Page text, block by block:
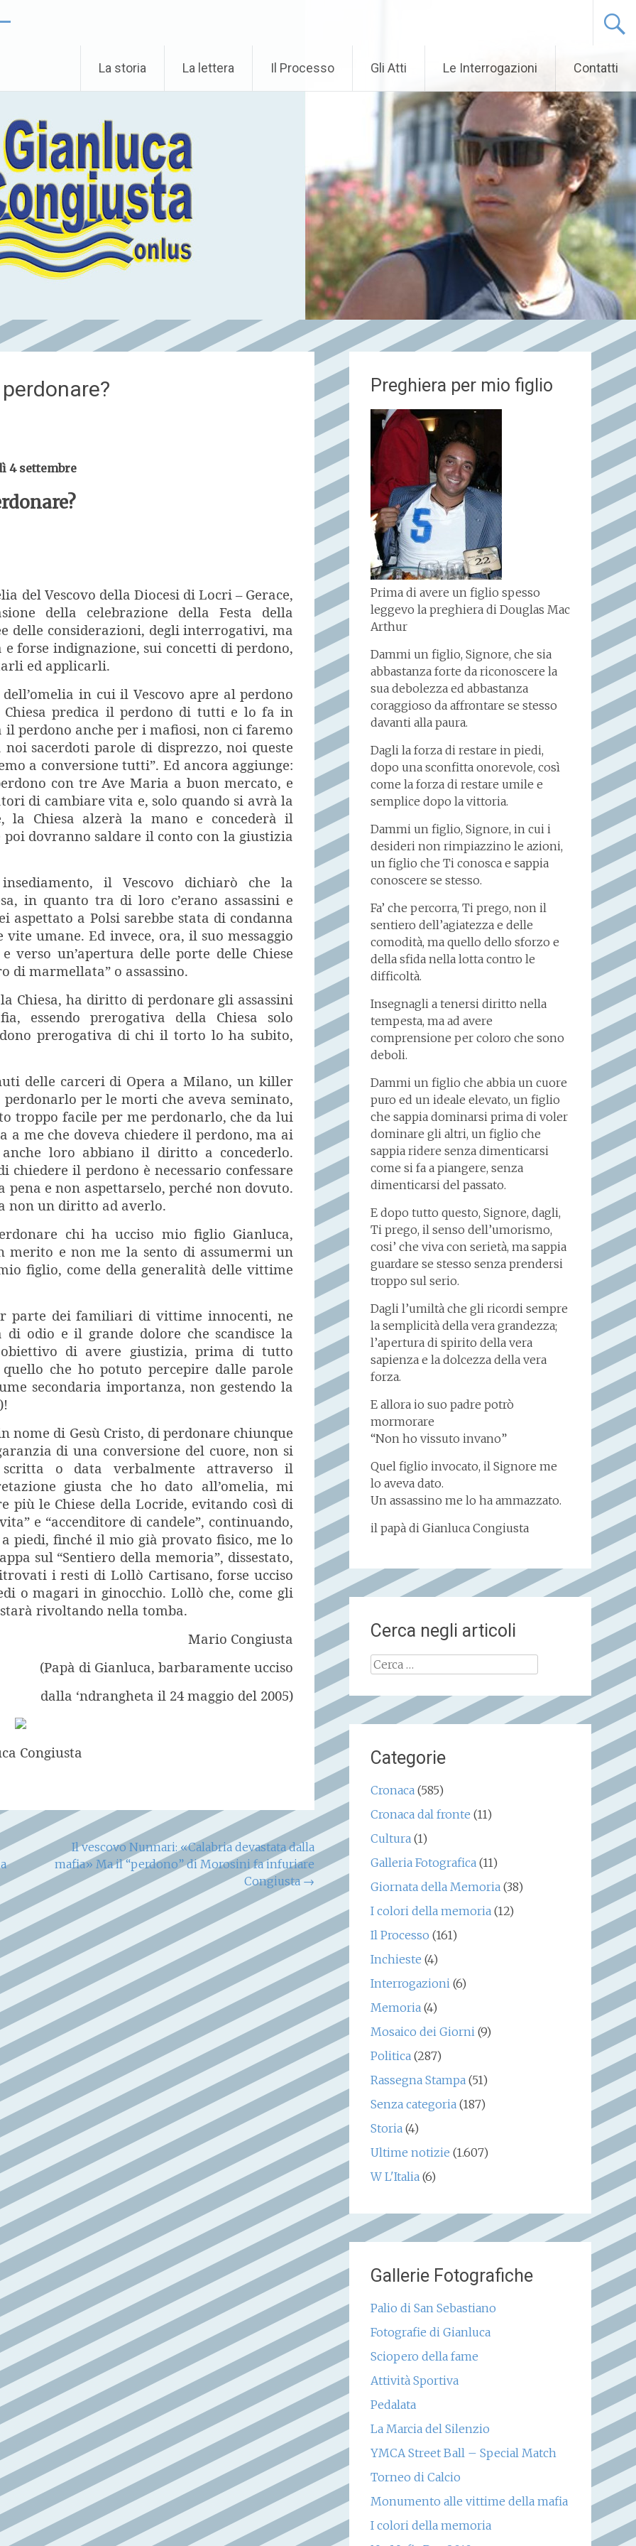
La storia La lettera Il Processo Gli Atti Le Interrogazioni Contatti
4 settembre
del Vescovo della Diocesi di Locri – Gerace,
della celebrazione della Festa della
delle considerazioni, degli interrogativi, ma
forse indignazione, sui concetti di perdono,
ed applicarli.
in cui il Vescovo apre al perdono
Chiesa predica il perdono di tutti e lo fa in
il perdono anche per i mafiosi, non ci faremo
sacerdoti parole di disprezzo, noi queste
a conversione tutti”. Ed ancora aggiunge:
con tre Ave Maria a buon mercato, e
di cambiare vita e, solo quando si avrà la
la Chiesa alzerà la mano e concederà il
dovranno saldare il conto con la giustizia
il Vescovo dichiarò che la
in quanto tra di loro c’erano assassini e
aspettato a Polsi sarebbe stata di condanna
umane. Ed invece, ora, il suo messaggio
un’apertura delle porte delle Chiese
di marmellata” o assassino.
Chiesa, ha diritto di perdonare gli assassini
essendo prerogativa della Chiesa solo
prerogativa di chi il torto lo ha subito,
delle carceri di Opera a Milano, un killer
perdonarlo per le morti che aveva seminato,
troppo facile per me perdonarlo, che da lui
me che doveva chiedere il perdono, ma ai
loro abbiano il diritto a concederlo.
chiedere il perdono è necessario confessare
e non aspettarselo, perché non dovuto.
non un diritto ad averlo.
chi ha ucciso mio figlio Gianluca,
merito e non me la sento di assumermi un
figlio, come della generalità delle vittime
parte dei familiari di vittime innocenti, ne
di odio e il grande dolore che scandisce la
di avere giustizia, prima di tutto
che ho potuto percepire dalle parole
secondaria importanza, non gestendo la
di Gesù Cristo, di perdonare chiunque
di una conversione del cuore, non si
o data verbalmente attraverso il
giusta che ho dato all’omelia, mi
più le Chiese della Locride, evitando così di
e “accenditore di candele”, continuando,
piedi, finché il mio già provato fisico, me lo
sul “Sentiero della memoria”, dissestato,
i resti di Lollò Cartisano, forse ucciso
o magari in ginocchio. Lollò che, come gli
rivoltando nella tomba.
Mario Congiusta
(Papà di Gianluca, barbaramente ucciso
dalla ‘ndrangheta il 24 maggio del 2005)
Congiusta
Il vescovo Nunnari: «Calabria devastata dalla
mafia» Ma il “perdono” di Morosini fa infuriare
Congiusta→
Preghiera per mio figlio
Prima di avere un figlio spesso
leggevo la preghiera di Douglas Mac
Arthur
Dammi un figlio, Signore, che sia
abbastanza forte da riconoscere la
sua debolezza ed abbastanza
coraggioso da affrontare se stesso
davanti alla paura.
Dagli la forza di restare in piedi,
dopo una sconfitta onorevole, così
come la forza di restare umile e
semplice dopo la vittoria.
Dammi un figlio, Signore, in cui i
desideri non rimpiazzino le azioni,
un figlio che Ti conosca e sappia
conoscere se stesso.
Fa’ che percorra, Ti prego, non il
sentiero dell’agiatezza e delle
comodità, ma quello dello sforzo e
della sfida nella lotta contro le
difficoltà.
Insegnagli a tenersi diritto nella
tempesta, ma ad avere
comprensione per coloro che sono
deboli.
Dammi un figlio che abbia un cuore
puro ed un ideale elevato, un figlio
che sappia dominarsi prima di voler
dominare gli altri, un figlio che
sappia ridere senza dimenticarsi
come si fa a piangere, senza
dimenticarsi del passato.
E dopo tutto questo, Signore, dagli,
Ti prego, il senso dell’umorismo,
cosi’ che viva con serietà, ma sappia
guardare se stesso senza prendersi
troppo sul serio.
Dagli l’umiltà che gli ricordi sempre
la semplicità della vera grandezza;
l’apertura di spirito della vera
sapienza e la dolcezza della vera
forza.
E allora io suo padre potrò
mormorare
“Non ho vissuto invano”
Quel figlio invocato, il Signore me
lo aveva dato.
Un assassino me lo ha ammazzato.
il papà di Gianluca Congiusta
Cerca negli articoli
Ricerca
Categorie
Cronaca(585)
Cronaca dal fronte (11)
Cultura(1)
Galleria Fotografica(11)
Giornata della Memoria(38)
I colori della memoria(12)
Il Processo (161)
Inchieste (4)
Interrogazioni(6)
Memoria(4)
Mosaico dei Giorni(9)
Politica(287)
Rassegna Stampa(51)
Senza categoria(187)
Storia(4)
Ultime notizie (1.607)
W L'Italia(6)
Gallerie Fotografiche
Palio di San Sebastiano
Fotografie di Gianluca
Sciopero della fame
Attività Sportiva
Pedalata
La Marcia del Silenzio
YMCA Street Ball – Special Match
Torneo di Calcio
Monumento alle vittime della mafia
I colori della memoria